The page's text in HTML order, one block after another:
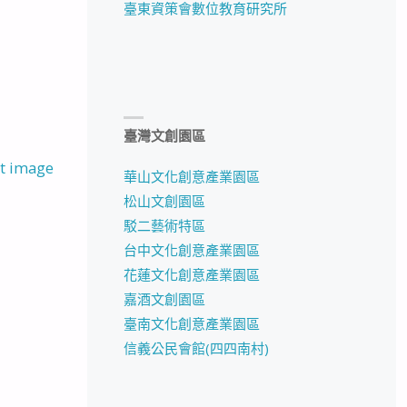
image
臺東資策會數位教育研究所
臺灣文創園區
華山文化創意產業園區
松山文創園區
駁二藝術特區
台中文化創意產業園區
花蓮文化創意產業園區
嘉酒文創園區
臺南文化創意產業園區
信義公民會館(四四南村)